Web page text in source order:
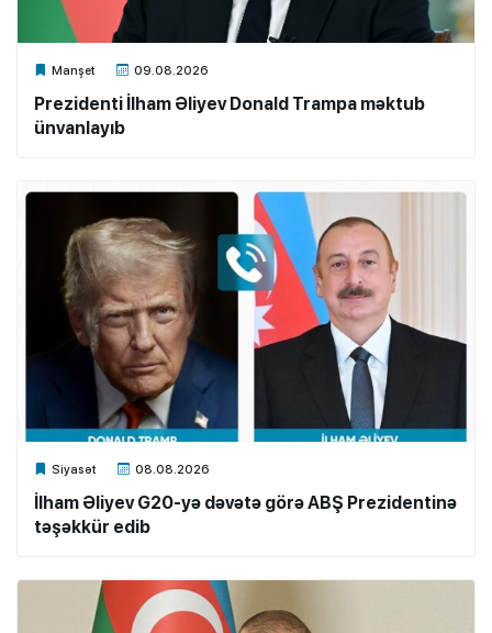
Manşet 09.08.2026
Xalq.Online
Prezidenti İlham Əliyev Donald Trampa məktub
ünvanlayıb
Siyasət 08.08.2026
Xalq.Online
İlham Əliyev G20-yə dəvətə görə ABŞ Prezidentinə
təşəkkür edib